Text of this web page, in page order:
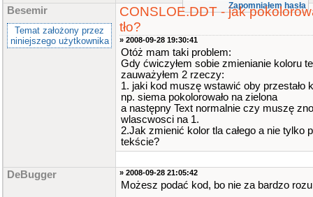
Zapomniałem hasła
Besemir
Temat założony przez
niniejszego użytkownika
CONSLOE.DDT - jak
tło?
» 2008-09-28 19:30:41
Otóż mam taki problem:
Gdy ćwiczyłem sobie zmienianie koloru
zauważyłem 2 rzeczy:
1. jaki kod muszę wstawić oby przestało
np. siema pokolorowało na zielona
a następny Text normalnie czy muszę
wlascwosci na 1.
2.Jak zmienić kolor tla całego a nie tylko
tekście?
DeBugger » 2008-09-28 21:05:42
Możesz podać kod, bo nie za bardzo